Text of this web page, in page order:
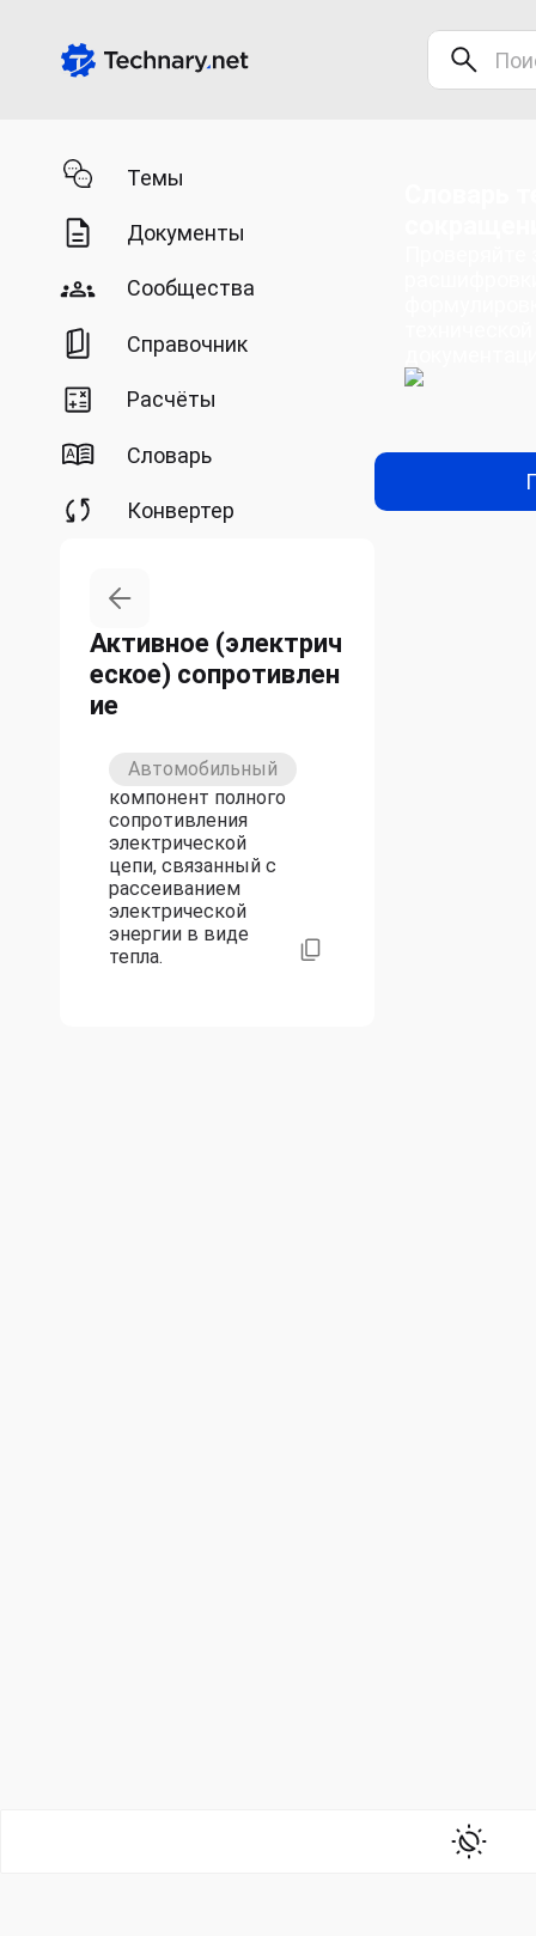
Темы
Документы
Сообщества
Справочник
Расчёты
Словарь
Конвертер
Активное (электрич
еское) сопротивлен
ие
Автомобильный
компонент полного
сопротивления
электрической
цепи, связанный с
рассеиванием
электрической
энергии в виде
тепла.